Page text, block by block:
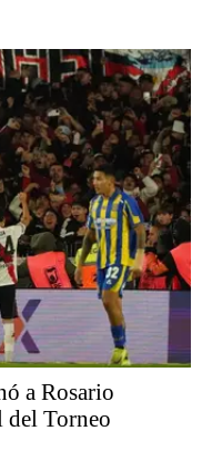
a Rosario
del Torneo